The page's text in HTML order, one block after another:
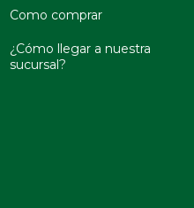
Como comprar
¿Cómo llegar a nuestra
sucursal?